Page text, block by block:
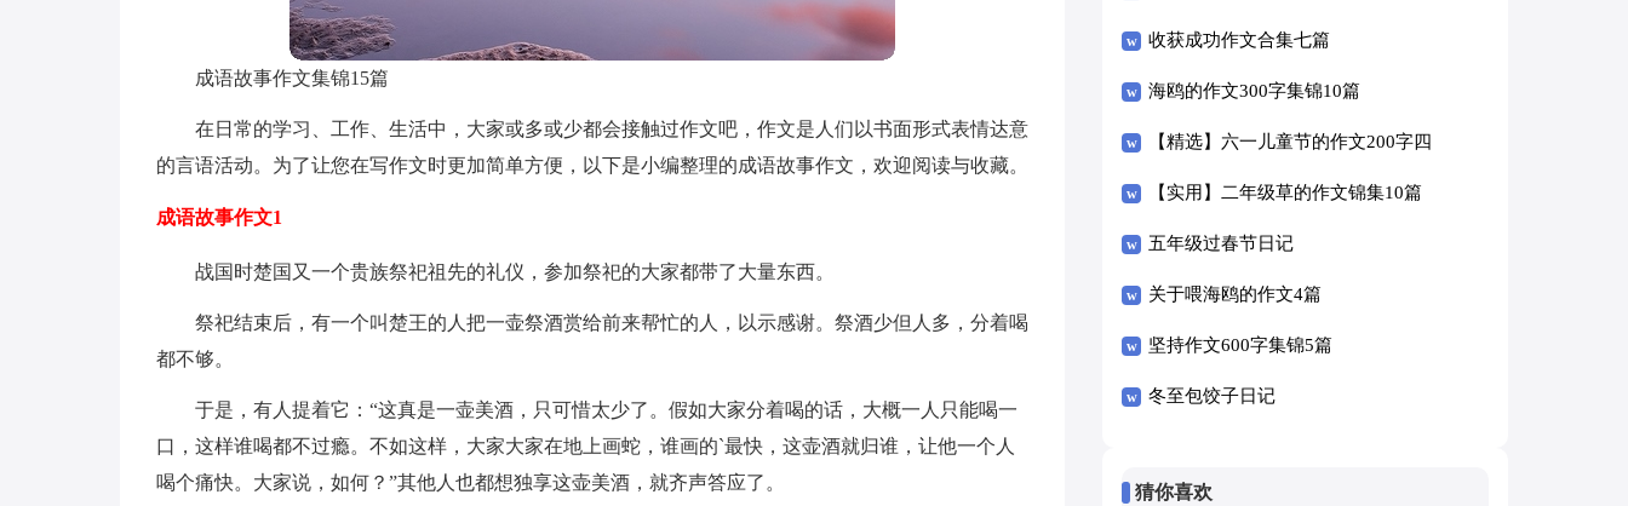
成语故事作文集锦15篇
在日常的学习、工作、生活中，大家或多或少都会接触过作文吧，作文是人们以书面形式表情达意
的言语活动。为了让您在写作文时更加简单方便，以下是小编整理的成语故事作文，欢迎阅读与收藏。
成语故事作文1
战国时楚国又一个贵族祭祀祖先的礼仪，参加祭祀的大家都带了大量东西。
祭祀结束后，有一个叫楚王的人把一壶祭酒赏给前来帮忙的人，以示感谢。祭酒少但人多，分着喝
都不够。
于是，有人提着它：“这真是一壶美酒，只可惜太少了。假如大家分着喝的话，大概一人只能喝一
口，这样谁喝都不过瘾。不如这样，大家大家在地上画蛇，谁画的`最快，这壶酒就归谁，让他一个人
喝个痛快。大家说，如何？”其他人也都想独享这壶美酒，就齐声答应了。
收获成功作文合集七篇
海鸥的作文300字集锦10篇
【精选】六一儿童节的作文200字四
篇
【实用】二年级草的作文锦集10篇
五年级过春节日记
关于喂海鸥的作文4篇
坚持作文600字集锦5篇
冬至包饺子日记
猜你喜欢